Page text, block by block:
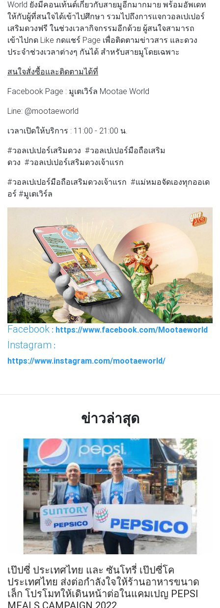
World ยังมีคอนเท้นต์เกี่ยวกับสายมูอีกมากมาย พร้อมอัพเดท
ให้กับผู้ที่สนใจได้เข้าไปศึกษา รวมไปถึงการแจกวอลเปเปอร์
เสริมดวงฟรี ในช่วงเวลากิจกรรมอีกด้วย ผู้สนใจสามารถ
เข้าไปกด Like กดแชร์ Page เพื่อติดตามข่าวสาร และดวง
ประจำช่วงเวลาต่างๆ กันได้ สำหรับสายมูโดยเฉพาะ
สนใจสั่งซื้อและติดตามได้ที่
Facebook Page : มูเตเวิร์ล Mootae World
Line: @mootaeworld
เวลาเปิดให้บริการ : 11:00 - 21:00 น.
#วอลเปเปอร์เสริมดวง #วอลเปเปอร์มือถือเสริม
ดวง #วอลเปเปอร์เสริมดวงเจ้าแรก
#วอลเปเปอร์มือถือเสริมดวงเจ้าแรก #แม่หมอจัดเองทุกออเด
อร์ #มูเตเวิร์ล
Facebook : https://www.facebook.com/Mootaeworld
Instagram :
https://www.instagram.com/mootaeworld/
ข่าวล่าสุด
เป๊ปซี่ ประเทศไทย และ ซันโทรี่ เป๊ปซี่โค
ประเทศไทย ส่งต่อกำลังใจให้ร้านอาหารขนาด
เล็ก โปรโมทให้เดินหน้าต่อในแคมเปญ PEPSI
MEALS CAMPAIGN 2022